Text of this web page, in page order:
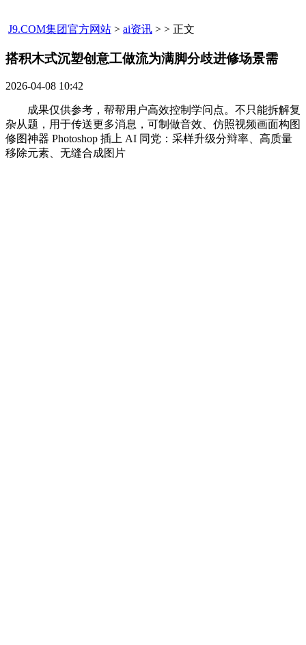
J9.COM集团官方网站 > ai资讯 > > 正文
搭积木式沉塑创意工做流为满脚分歧进修场景需​
2026-04-08 10:42
成果仅供参考，帮帮用户高效控制学问点。不只能拆解复
杂从题，用于传送更多消息，可制做音效、仿照视频画面构图
修图神器 Photoshop 插上 AI 同党：采样升级分辩率、高质量
移除元素、无缝合成图片